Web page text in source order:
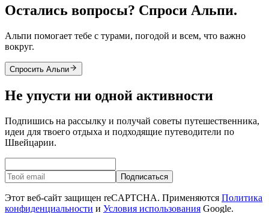
Остались вопросы? Спроси Альпи.
Альпи помогает тебе с турами, погодой и всем, что важно
вокруг.
Спросить Альпи
Не упусти ни одной активности
Подпишись на рассылку и получай советы путешественника,
идеи для твоего отдыха и подходящие путеводители по
Швейцарии.
Подписаться
Этот веб-сайт защищен reCAPTCHA. Применяются Политика
конфиденциальности и Условия использования Google.